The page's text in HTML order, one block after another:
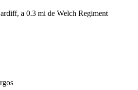
a 0.3 mi de Welch Regiment